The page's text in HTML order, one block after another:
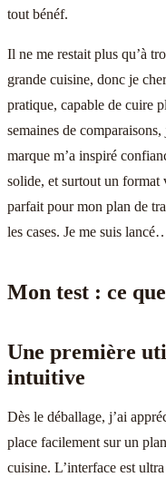
tout bénéf.
Il ne me restait plus qu’à
grande cuisine, donc je
pratique, capable de cuire
semaines de
marque m’a inspiré
solide, et surtout un format
parfait pour mon plan de
les cases. Je me suis
Mon test : ce
Une première
intuitive
Dès le déballage, j’ai
place facilement sur un
cuisine. L’interface est